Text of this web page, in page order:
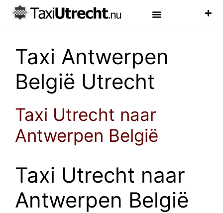
Taxi Antwerpen
België Utrecht
Taxi Utrecht naar
Antwerpen België
Taxi Utrecht naar
Antwerpen België